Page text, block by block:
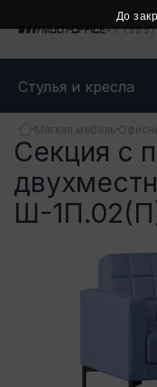
+7 (985)
Стулья и кресла
Мягкая мебель
Секция с
Ш-
До